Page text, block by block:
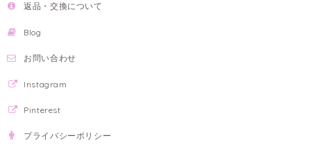
返品・交換について
Blog
お問い合わせ
Instagram
Pinterest
プライバシーポリシー